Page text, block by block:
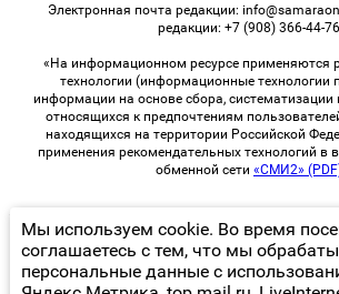
Электронная почта редакции:
редакции: +7 (908) 366-44-76
«На информационном ресурсе применяются
технологии (информационные технологии
информации на основе сбора, систематизации
относящихся к предпочтениям
находящихся на территории Российской
применения рекомендательных технологий в
обменной сети «СМИ2»
© 2026 «samaraOnline24» | Все права
Возрастная категория сайта
Мы используем cookie. Во время
соглашаетесь с тем, что мы
персональные данные с